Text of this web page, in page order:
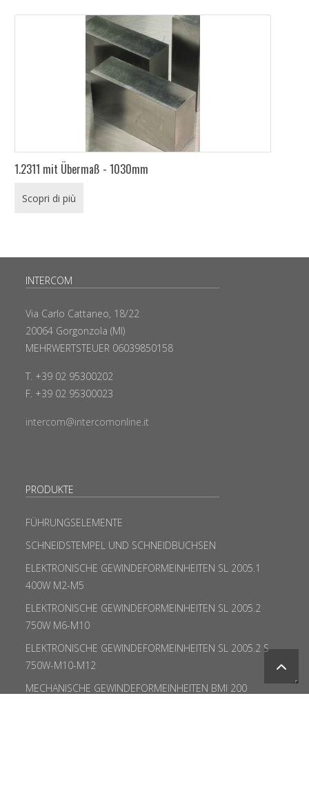
1.2311 mit Übermaß - 1030mm
Scopri di più
INTERCOM
Via Carlo Cattaneo, 18/22
20064 Gorgonzola (MI)
MEHRWERTSTEUER 06039850158
T. +39 02 95300202
F. +39 02 95300023
intercom@intercomonline.it
PRODUKTE
FÜHRUNGSELEMENTE
SCHNEIDSTEMPEL UND SCHNEIDBUCHSEN
ELEKTRONISCHE GEWINDEFORMEINHEITEN SL 2005.1
400W M2-M5
ELEKTRONISCHE GEWINDEFORMEINHEITEN SL 2005.2
750W M6-M10
ELEKTRONISCHE GEWINDEFORMEINHEITEN SL 2005.2 S
750W-M10-M12
MECHANISCHE GEWINDEFORMEINHEITEN BMI 200